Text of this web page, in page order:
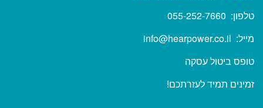
טלפון: 055-252-7660
מייל: info@hearpower.co.il
טופס ביטול עסקה
זמינים תמיד לעזרתכם!